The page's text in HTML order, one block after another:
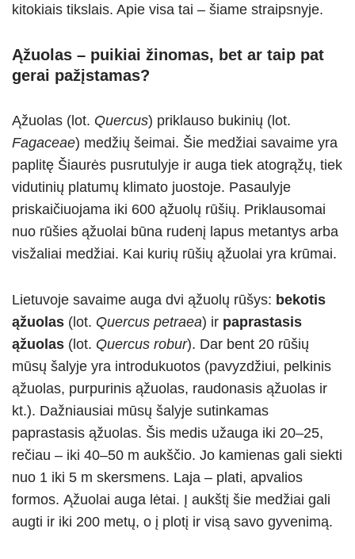
kitokiais tikslais. Apie visa tai – šiame straipsnyje.
Ąžuolas – puikiai žinomas, bet ar taip pat
gerai pažįstamas?
Ąžuolas (lot. Quercus) priklauso bukinių (lot.
Fagaceae) medžių šeimai. Šie medžiai savaime yra
paplitę Šiaurės pusrutulyje ir auga tiek atogrąžų, tiek
vidutinių platumų klimato juostoje. Pasaulyje
priskaičiuojama iki 600 ąžuolų rūšių. Priklausomai
nuo rūšies ąžuolai būna rudenį lapus metantys arba
visžaliai medžiai. Kai kurių rūšių ąžuolai yra krūmai.
Lietuvoje savaime auga dvi ąžuolų rūšys: bekotis
ąžuolas (lot. Quercus petraea) ir paprastasis
ąžuolas (lot. Quercus robur). Dar bent 20 rūšių
mūsų šalyje yra introdukuotos (pavyzdžiui, pelkinis
ąžuolas, purpurinis ąžuolas, raudonasis ąžuolas ir
kt.). Dažniausiai mūsų šalyje sutinkamas
paprastasis ąžuolas. Šis medis užauga iki 20–25,
rečiau – iki 40–50 m aukščio. Jo kamienas gali siekti
nuo 1 iki 5 m skersmens. Laja – plati, apvalios
formos. Ąžuolai auga lėtai. Į aukštį šie medžiai gali
augti ir iki 200 metų, o į plotį ir visą savo gyvenimą.